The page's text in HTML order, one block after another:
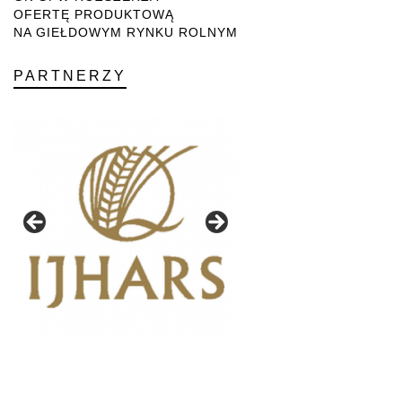
OFERTĘ PRODUKTOWĄ
NA GIEŁDOWYM RYNKU ROLNYM
PARTNERZY